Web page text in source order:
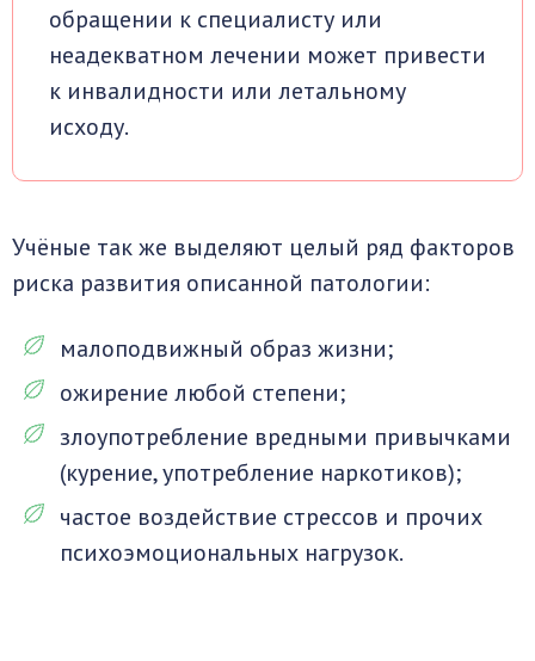
обращении к специалисту или
неадекватном лечении может привести
к инвалидности или летальному
исходу.
Учёные так же выделяют целый ряд факторов
риска развития описанной патологии:
малоподвижный образ жизни;
ожирение любой степени;
злоупотребление вредными привычками
(курение, употребление наркотиков);
частое воздействие стрессов и прочих
психоэмоциональных нагрузок.